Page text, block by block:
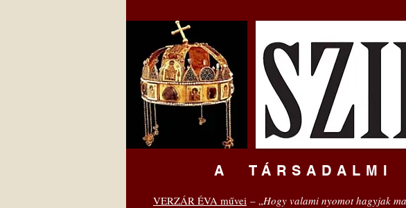
A TÁRSADALMI
VERZÁR ÉVA művei – „Hogy valami nyomot hagyjak